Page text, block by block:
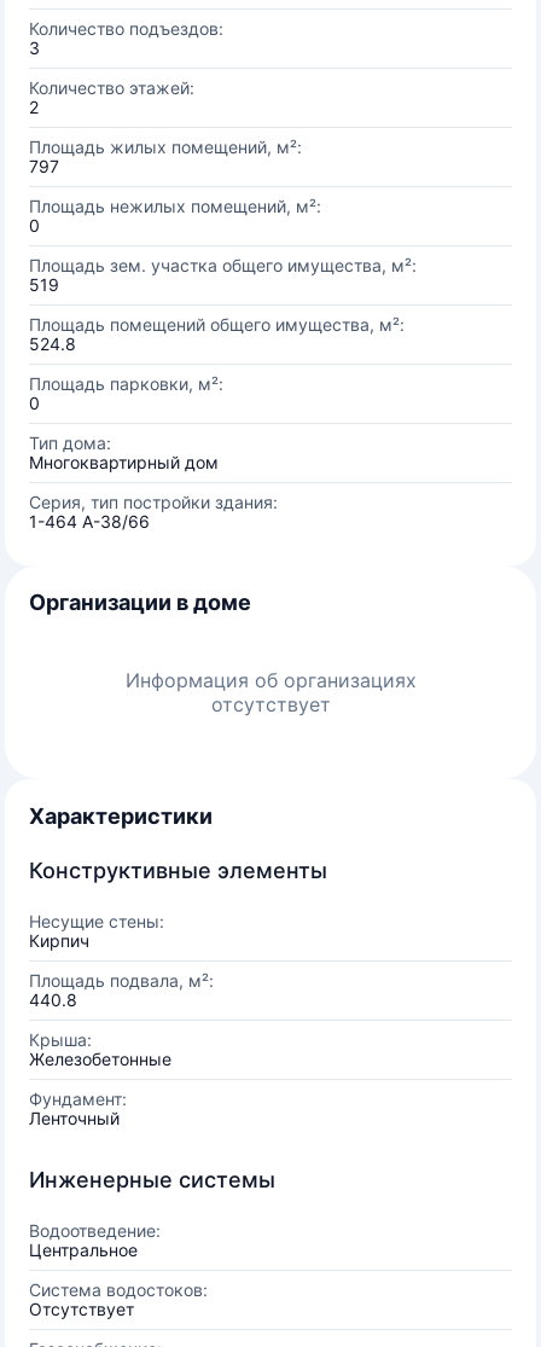
Количество подъездов:
3
Количество этажей:
2
Площадь жилых помещений, м²:
797
Площадь нежилых помещений, м²:
0
Площадь зем. участка общего имущества, м²:
519
Площадь помещений общего имущества, м²:
524.8
Площадь парковки, м²:
0
Тип дома:
Многоквартирный дом
Серия, тип постройки здания:
1-464 A-38/66
Организации в доме
Информация об организациях
отсутствует
Характеристики
Конструктивные элементы
Несущие стены:
Кирпич
Площадь подвала, м²:
440.8
Крыша:
Железобетонные
Фундамент:
Ленточный
Инженерные системы
Водоотведение:
Центральное
Система водостоков:
Отсутствует